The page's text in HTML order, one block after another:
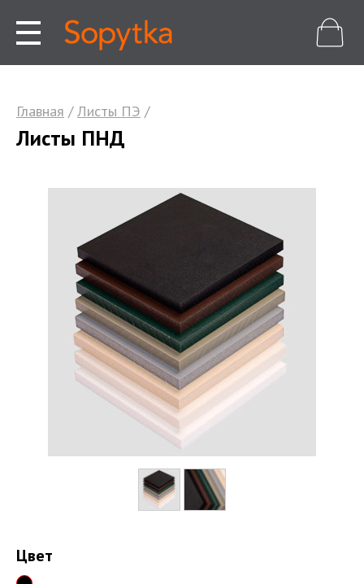
Главная /Листы ПЭ /
Листы ПНД
Цвет